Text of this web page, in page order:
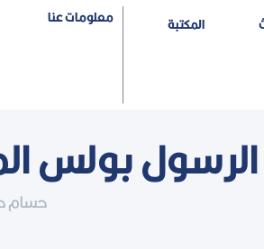
المكتبة معلومات عنا
الرسول بولس
حسام